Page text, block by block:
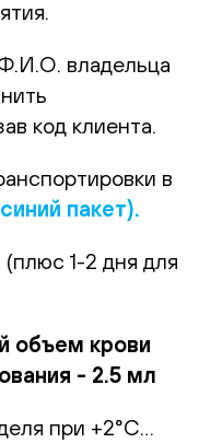
владельца
код клиента.
в
пакет).
1-2 дня для
крови
- 2.5 мл
при +2°С…